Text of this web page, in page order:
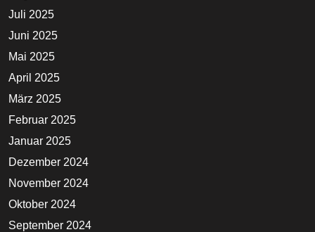
Juli 2025
Juni 2025
Mai 2025
April 2025
März 2025
Februar 2025
Januar 2025
Dezember 2024
November 2024
Oktober 2024
September 2024